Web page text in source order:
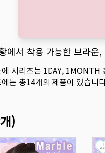
에서 착용 가능한 브라운
시리즈는 1DAY, 1MONTH
는 총14개의 제품이 있습니
개)